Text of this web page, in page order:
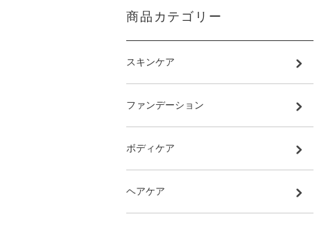
商品カテゴリー
スキンケア
ファンデーション
ボディケア
ヘアケア